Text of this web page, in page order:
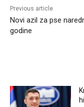
Previous article
Novi azil za pse
godine